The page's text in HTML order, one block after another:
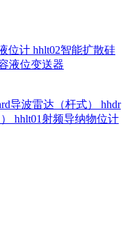
位计 hhlt02智能扩散硅
液位变送器
导波雷达（杆式） hhdr
hhlt01射频导纳物位计